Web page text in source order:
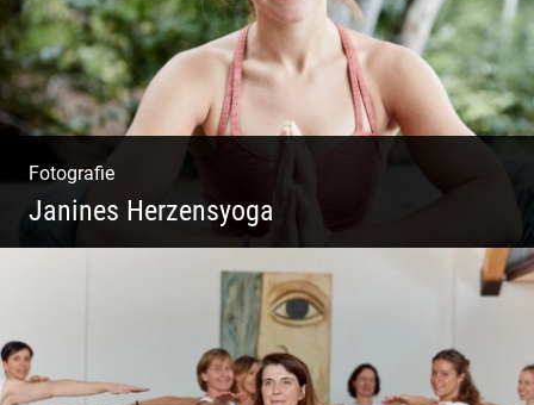
Fotografie
Janines Herzensyoga
Spontanes Yoga-Shooting